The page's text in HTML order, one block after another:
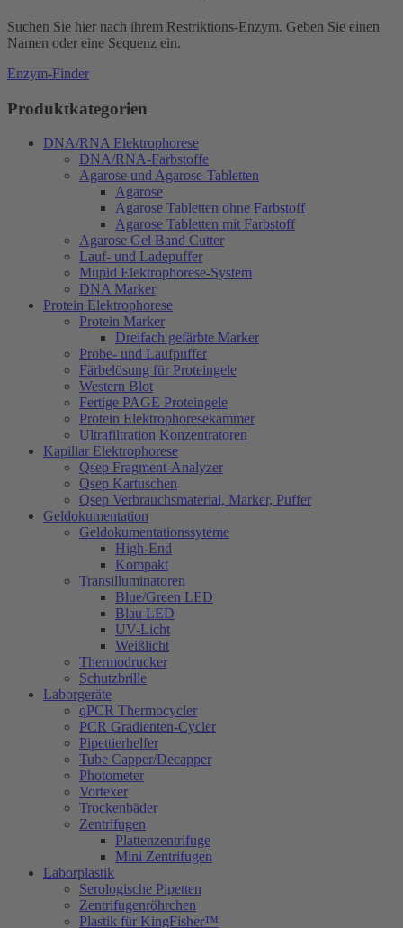
Suchen Sie hier nach ihrem Restriktions-Enzym. Geben Sie einen
Namen oder eine Sequenz ein.
Enzym-Finder
Produktkategorien
DNA/RNA Elektrophorese
DNA/RNA-Farbstoffe
Agarose und Agarose-Tabletten
Agarose
Agarose Tabletten ohne Farbstoff
Agarose Tabletten mit Farbstoff
Agarose Gel Band Cutter
Lauf- und Ladepuffer
Mupid Elektrophorese-System
DNA Marker
Protein Elektrophorese
Protein Marker
Dreifach gefärbte Marker
Probe- und Laufpuffer
Färbelösung für Proteingele
Western Blot
Fertige PAGE Proteingele
Protein Elektrophoresekammer
Ultrafiltration Konzentratoren
Kapillar Elektrophorese
Qsep Fragment-Analyzer
Qsep Kartuschen
Qsep Verbrauchsmaterial, Marker, Puffer
Geldokumentation
Geldokumentationssyteme
High-End
Kompakt
Transilluminatoren
Blue/Green LED
Blau LED
UV-Licht
Weißlicht
Thermodrucker
Schutzbrille
Laborgeräte
qPCR Thermocycler
PCR Gradienten-Cycler
Pipettierhelfer
Tube Capper/Decapper
Photometer
Vortexer
Trockenbäder
Zentrifugen
Plattenzentrifuge
Mini Zentrifugen
Laborplastik
Serologische Pipetten
Zentrifugenröhrchen
Plastik für KingFisher™